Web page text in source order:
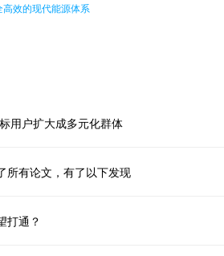
效的现代能源体系
用户扩大成多元化群体
所有论文，有了以下发现
打通？